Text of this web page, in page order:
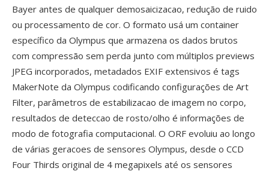
Bayer antes de qualquer demosaicizacao, redução de ruido
ou processamento de cor. O formato usá um container
específico da Olympus que armazena os dados brutos
com compressão sem perda junto com múltiplos previews
JPEG incorporados, metadados EXIF extensivos é tags
MakerNote da Olympus codificando configurações de Art
Filter, parâmetros de estabilizacao de imagem no corpo,
resultados de deteccao de rosto/olho é informações de
modo de fotografia computacional. O ORF evoluiu ao longo
de várias geracoes de sensores Olympus, desde o CCD
Four Thirds original de 4 megapixels até os sensores